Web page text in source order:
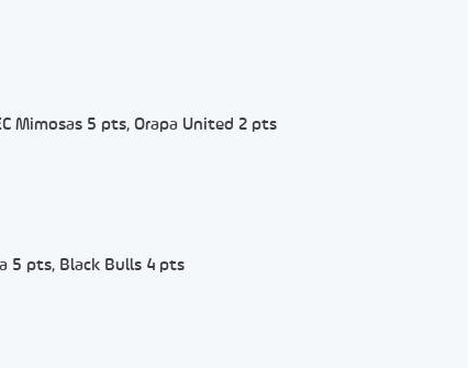
Mimosas 5 pts, Orapa United 2 pts
5 pts, Black Bulls 4 pts